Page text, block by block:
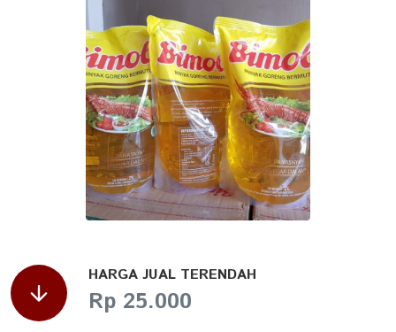
HARGA JUAL TERENDAH
Rp 25.000